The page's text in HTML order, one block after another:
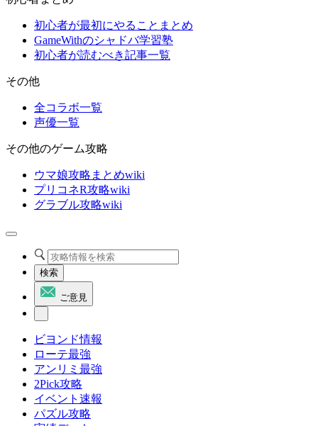
初心者が最初にやることまとめ
GameWithのシャドバ学習塾
初心者が読むべき記事一覧
その他
全コラボ一覧
声優一覧
その他のゲーム攻略
ウマ娘攻略まとめwiki
プリコネR攻略wiki
グラブル攻略wiki
検索
ご意見
ビヨンド情報
ローテ最強
アンリミ最強
2Pick攻略
イベント速報
パズル攻略